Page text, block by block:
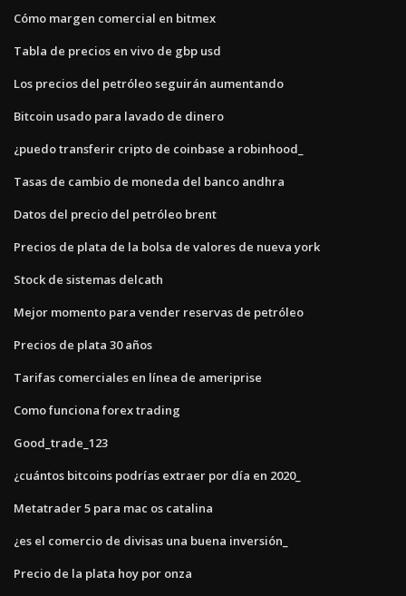
Cómo margen comercial en bitmex
Tabla de precios en vivo de gbp usd
Los precios del petróleo seguirán aumentando
Bitcoin usado para lavado de dinero
¿puedo transferir cripto de coinbase a robinhood_
Tasas de cambio de moneda del banco andhra
Datos del precio del petróleo brent
Precios de plata de la bolsa de valores de nueva york
Stock de sistemas delcath
Mejor momento para vender reservas de petróleo
Precios de plata 30 años
Tarifas comerciales en línea de ameriprise
Como funciona forex trading
Good_trade_123
¿cuántos bitcoins podrías extraer por día en 2020_
Metatrader 5 para mac os catalina
¿es el comercio de divisas una buena inversión_
Precio de la plata hoy por onza